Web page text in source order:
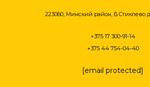
223060, Минский район, Б.Стиклево
+375 17 300-91-14
+375 44 754-04-40
[email protected]